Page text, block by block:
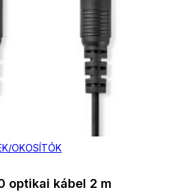
OKOSÍTÓK
optikai kábel 2 m